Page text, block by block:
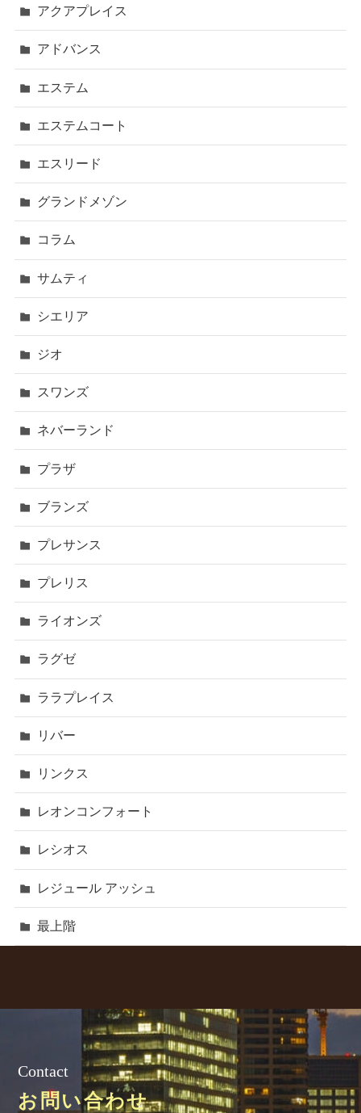
アクアプレイス
アドバンス
エステム
エステムコート
エスリード
グランドメゾン
コラム
サムティ
シエリア
ジオ
スワンズ
ネバーランド
プラザ
ブランズ
プレサンス
プレリス
ライオンズ
ラグゼ
ララプレイス
リバー
リンクス
レオンコンフォート
レシオス
レジュール アッシュ
最上階
Contact
お問い合わせ